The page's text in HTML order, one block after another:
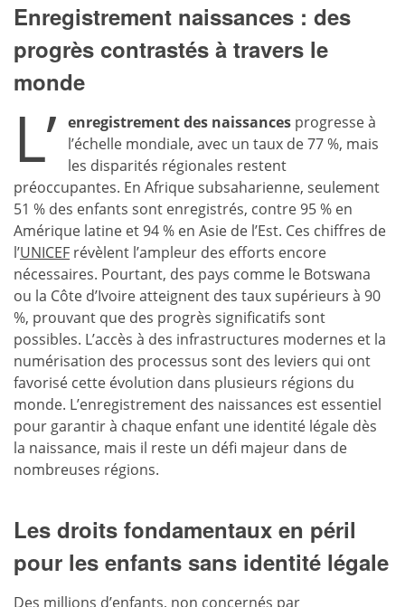
Enregistrement naissances : des
progrès contrastés à travers le
monde
L’ enregistrement des naissances progresse à
l’échelle mondiale, avec un taux de 77 %, mais
les disparités régionales restent
préoccupantes. En Afrique subsaharienne, seulement
51 % des enfants sont enregistrés, contre 95 % en
Amérique latine et 94 % en Asie de l’Est. Ces chiffres de
l’UNICEF révèlent l’ampleur des efforts encore
nécessaires. Pourtant, des pays comme le Botswana
ou la Côte d’Ivoire atteignent des taux supérieurs à 90
%, prouvant que des progrès significatifs sont
possibles. L’accès à des infrastructures modernes et la
numérisation des processus sont des leviers qui ont
favorisé cette évolution dans plusieurs régions du
monde. L’enregistrement des naissances est essentiel
pour garantir à chaque enfant une identité légale dès
la naissance, mais il reste un défi majeur dans de
nombreuses régions.
Les droits fondamentaux en péril
pour les enfants sans identité légale
Des millions d’enfants, non concernés par